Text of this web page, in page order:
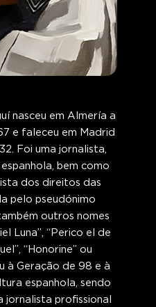
nasceu em Almería a
e faleceu em Madrid
Foi uma jornalista,
bem como
dos direitos das
pelo pseudónimo
outros nomes
Luna”, “Perico el de
“Honorine” ou
à Geração de 98 e à
espanhola, sendo
jornalista profissional